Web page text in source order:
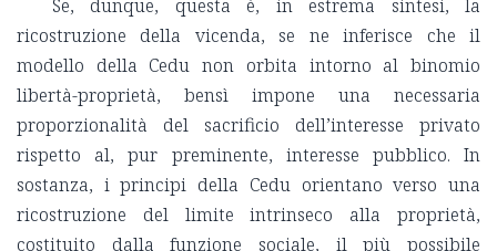
Se, dunque, questa è, in estrema sintesi, la
ricostruzione della vicenda, se ne inferisce che il
modello della Cedu non orbita intorno al binomio
libertà-proprietà, bensì impone una necessaria
proporzionalità del sacrificio dell’interesse privato
rispetto al, pur preminente, interesse pubblico. In
sostanza, i principi della Cedu orientano verso una
ricostruzione del limite intrinseco alla proprietà,
costituito dalla funzione sociale, il più possibile